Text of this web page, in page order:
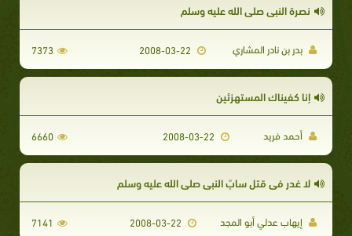
نصرة النبي صلى الله عليه وسلم
بدر بن نادر المشاري 7373
إنا كفيناك المستهزئين
أحمد فريد 6660
لا غدر في قتل سابّ النبي صلى الله عليه وسلم
إيهاب عدلي أبو المجد 7141